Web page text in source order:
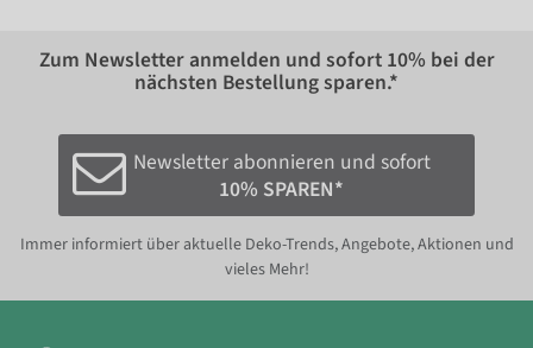
Zum Newsletter anmelden und sofort 10% bei der
nächsten Bestellung sparen.*
Newsletter abonnieren und sofort
10% SPAREN*
Immer informiert über aktuelle Deko-Trends, Angebote, Aktionen und
vieles Mehr!